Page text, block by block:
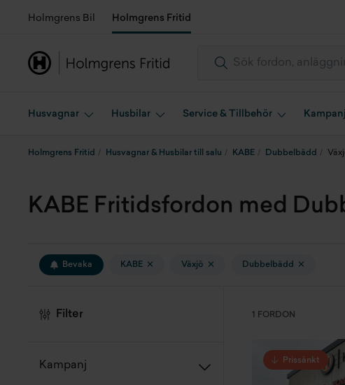
Holmgrens Bil Holmgrens Fritid
Husvagnar Husbilar Service & Tillbehör
Holmgrens Fritid Husvagnar & Husbilar till salu KABE Dubbelbädd
KABE Fritidsfordon med
Bevaka KABE Växjö Dubbelbädd
Filter
Kampanj
1 FORDON
Prissänkt